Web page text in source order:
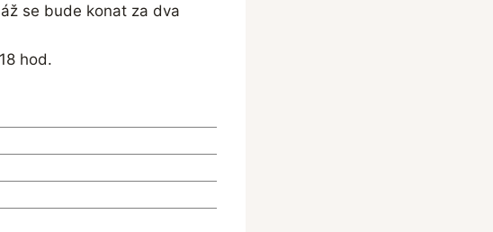
se bude konat za dva
hod.